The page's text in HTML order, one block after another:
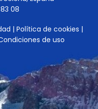
08
| Política de cookies |
de uso